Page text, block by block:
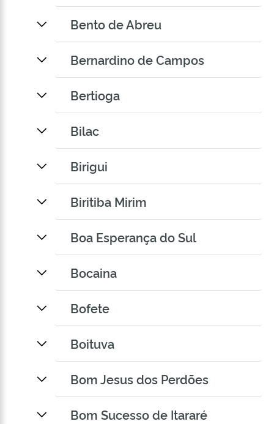
Bento de Abreu
Bernardino de Campos
Bertioga
Bilac
Birigui
Biritiba Mirim
Boa Esperança do Sul
Bocaina
Bofete
Boituva
Bom Jesus dos Perdões
Bom Sucesso de Itararé